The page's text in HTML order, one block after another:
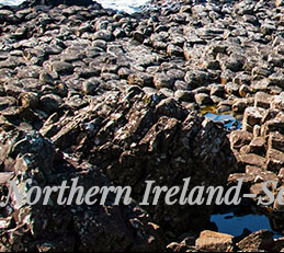
Northern Ireland-